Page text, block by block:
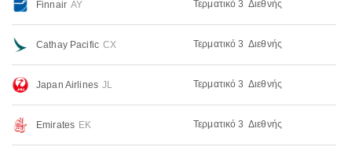
Finnair AY Τερματικό 3 Διεθνής
Cathay Pacific CX Τερματικό 3 Διεθνής
Japan Airlines JL Τερματικό 3 Διεθνής
Emirates EK Τερματικό 3 Διεθνής